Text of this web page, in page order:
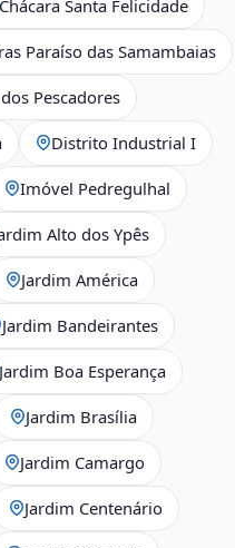
Chácara Santa Felicidade
Paraíso das Samambaias
Pescadores
Distrito Industrial I
Imóvel Pedregulhal
Alto dos Ypês
Jardim América
Jardim Bandeirantes
Jardim Boa Esperança
Jardim Brasília
Jardim Camargo
Jardim Centenário